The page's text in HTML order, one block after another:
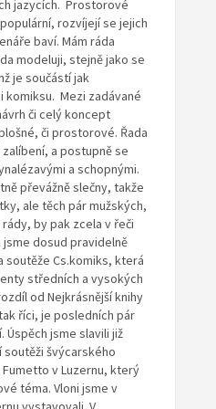
jazycích. Prostorové
rozvíjejí se jejich
baví. Mám ráda
modeluji, stejně jako se
je součástí jak
komiksu. Mezi zadávané
či celý koncept
či prostorové. Řada
a postupně se
a schopnými.
převážně slečny, takže
ale těch pár mužských,
by pak zcela v řeči
jsme dosud pravidelně
soutěže Cs.komiks, která
středních a vysokých
od Nejkrásnější knihy
říci, je posledních pár
jsme slavili již
švýcarského
v Luzernu, který
téma. Vloni jsme v